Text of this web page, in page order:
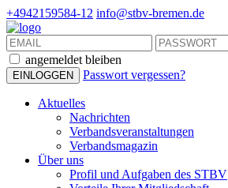
+4942159584-12 info@stbv-bremen.de
angemeldet bleiben
Passwort vergessen?
Aktuelles
Nachrichten
Verbandsveranstaltungen
Verbandsmagazin
Über uns
Profil und Aufgaben des STBV